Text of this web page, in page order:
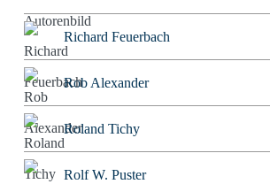
Richard Feuerbach
Rob Alexander
Roland Tichy
Rolf W. Puster